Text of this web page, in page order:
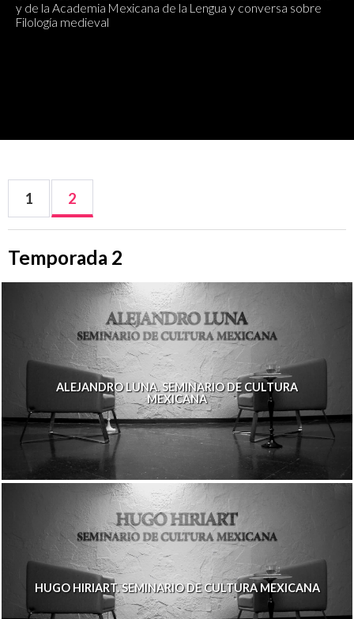
y de la Academia Mexicana de la Lengua y conversa sobre
Filología medieval
1 2
Temporada 2
ALEJANDRO LUNA. SEMINARIO DE CULTURA
MEXICANA
HUGO HIRIART. SEMINARIO DE CULTURA MEXICANA